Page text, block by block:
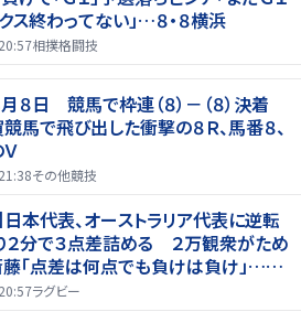
ス終わってない」…８・８横浜
相撲格闘技
８日 競馬で枠連（８）－（８）決着
馬で飛び出した衝撃の８Ｒ、馬番８、
その他競技
日本代表、オーストラリア代表に逆転
分で３点差詰める ２万観衆がため
「点差は何点でも負けは負け」…前
龍が先制トライ、３２ー３５で惜敗
ラグビー